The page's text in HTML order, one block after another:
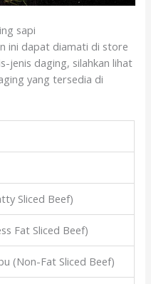
sapi
ini dapat diamati di store
jenis daging, silahkan lihat
yang tersedia di
Sliced Beef)
Fat Sliced Beef)
(Non-Fat Sliced Beef)